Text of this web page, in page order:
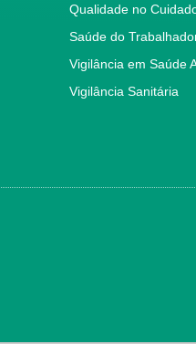
Qualidade no
Saúde do
Vigilância em Saúde
Vigilância Sanitária